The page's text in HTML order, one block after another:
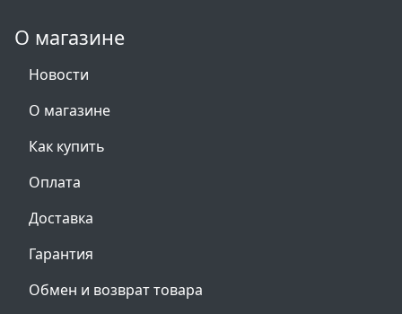
О магазине
Новости
О магазине
Как купить
Оплата
Доставка
Гарантия
Обмен и возврат товара